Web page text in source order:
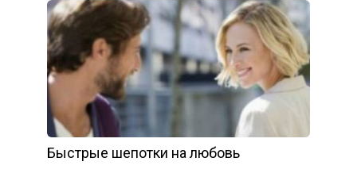
Быстрые шепотки на любовь